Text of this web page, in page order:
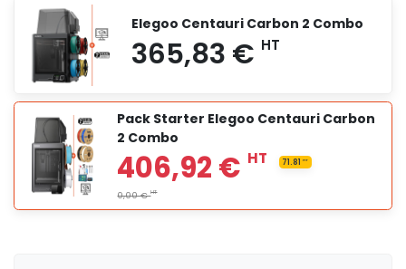
Elegoo Centauri Carbon 2 Combo
Pack Starter Elegoo Centauri Carbon
2 Combo